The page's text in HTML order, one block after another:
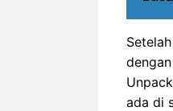
ada di